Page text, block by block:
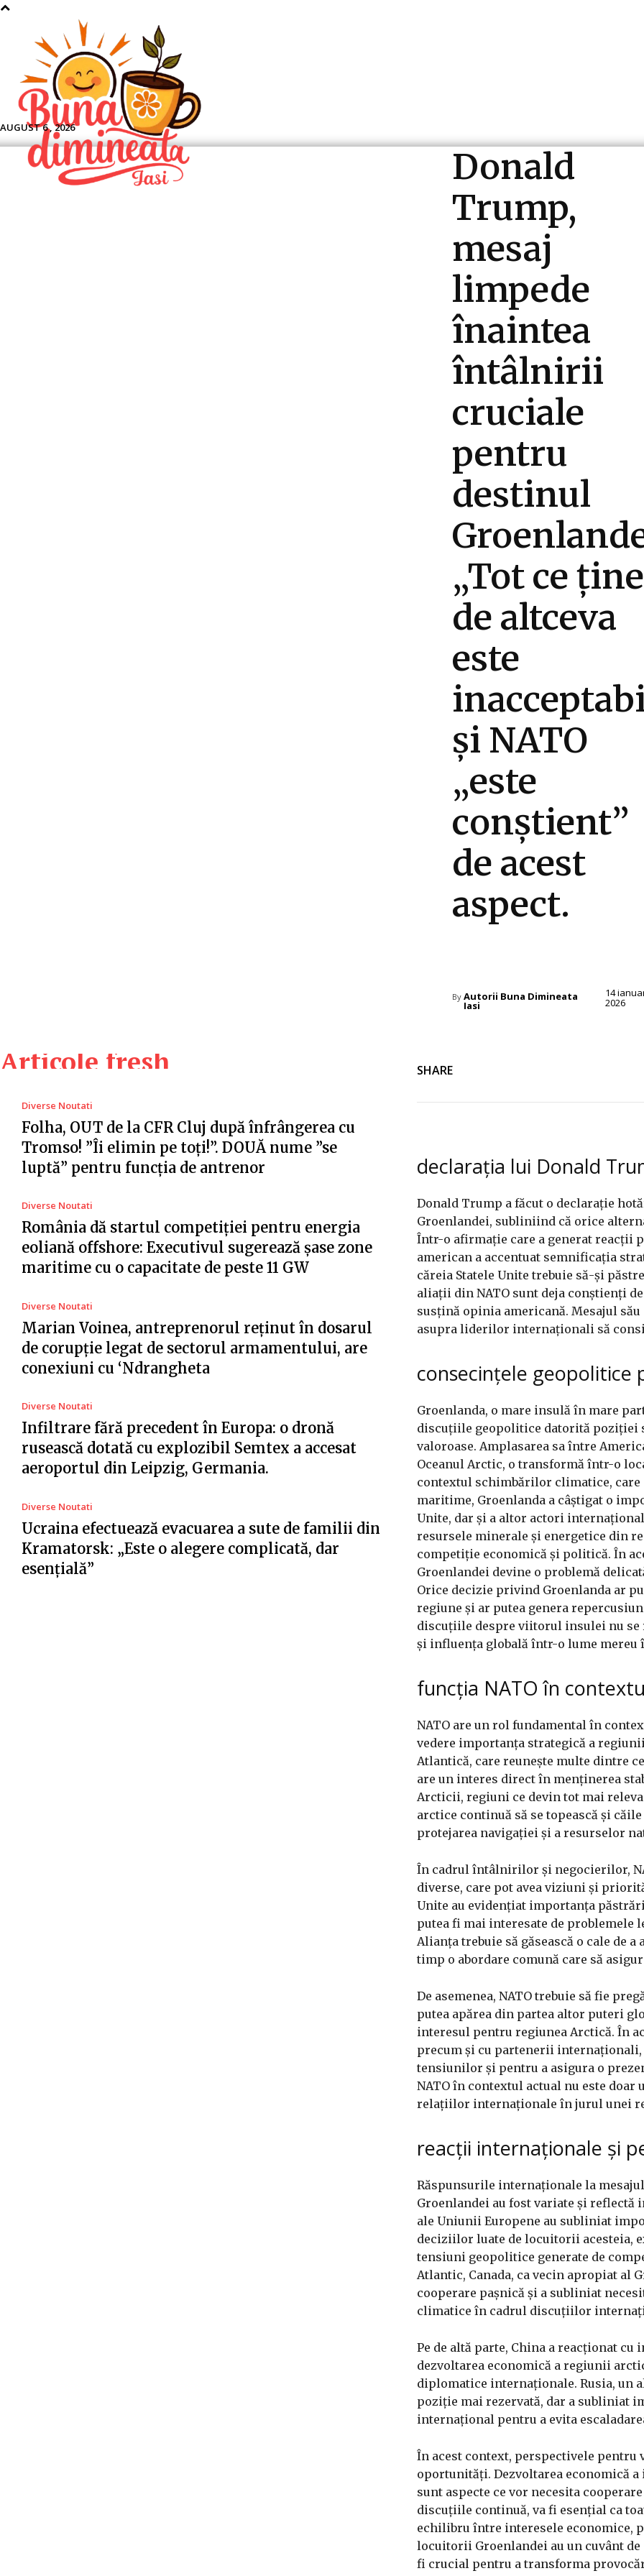
AUGUST 6 , 2026
Donald
Trump,
mesaj
limpede
înaintea
întâlnirii
cruciale
pentru
destinul
„Tot ce ține
de altceva
este
și NATO
„este
conștient”
de acest
aspect.
By Autorii Buna Dimineata
Iasi
14
2026
Articole fresh
Diverse Noutati
Folha, OUT de la CFR Cluj după înfrângerea cu
Tromso! ”Îi elimin pe toți!”. DOUĂ nume ”se
luptă” pentru funcția de antrenor
Diverse Noutati
România dă startul competiției pentru energia
eoliană offshore: Executivul sugerează șase zone
maritime cu o capacitate de peste 11 GW
Diverse Noutati
Marian Voinea, antreprenorul reținut în dosarul
de corupție legat de sectorul armamentului, are
conexiuni cu ‘Ndrangheta
Diverse Noutati
Infiltrare fără precedent în Europa: o dronă
rusească dotată cu explozibil Semtex a accesat
aeroportul din Leipzig, Germania.
Diverse Noutati
Ucraina efectuează evacuarea a sute de familii din
Kramatorsk: „Este o alegere complicată, dar
esențială”
SHARE
declarația lui Donald
Donald Trump a făcut o declarație
Groenlandei, subliniind că orice
Într-o afirmație care a generat reacții
american a accentuat semnificația
căreia Statele Unite trebuie să-și
aliații din NATO sunt deja conștienți
susțină opinia americană. Mesajul
asupra liderilor internaționali să
consecințele geopolitice
Groenlanda, o mare insulă în mare
discuțiile geopolitice datorită poziției
valoroase. Amplasarea sa între
Oceanul Arctic, o transformă într-o
contextul schimbărilor climatice,
maritime, Groenlanda a câștigat o
Unite, dar și a altor actori
resursele minerale și energetice din
competiție economică și politică. În
Groenlandei devine o problemă
Orice decizie privind Groenlanda ar
regiune și ar putea genera
discuțiile despre viitorul insulei nu se
și influența globală într-o lume mereu
funcția NATO în
NATO are un rol fundamental în
vedere importanța strategică a
Atlantică, care reunește multe dintre
are un interes direct în menținerea
Arcticii, regiuni ce devin tot mai
arctice continuă să se topească și
protejarea navigației și a resurselor
În cadrul întâlnirilor și negocierilor,
diverse, care pot avea viziuni și
Unite au evidențiat importanța
putea fi mai interesate de
Alianța trebuie să găsească o cale de
timp o abordare comună care să
De asemenea, NATO trebuie să fie
putea apărea din partea altor puteri
interesul pentru regiunea Arctică. În
precum și cu partenerii internaționali,
tensiunilor și pentru a asigura o
NATO în contextul actual nu este doar
relațiilor internaționale în jurul unei
reacții internaționale și
Răspunsurile internaționale la
Groenlandei au fost variate și reflectă
ale Uniunii Europene au subliniat
deciziilor luate de locuitorii acesteia,
tensiuni geopolitice generate de
Atlantic, Canada, ca vecin apropiat al
cooperare pașnică și a subliniat
climatice în cadrul discuțiilor
Pe de altă parte, China a reacționat
dezvoltarea economică a regiunii
diplomatice internaționale. Rusia, un
poziție mai rezervată, dar a subliniat
internațional pentru a evita
În acest context, perspectivele
oportunități. Dezvoltarea economică
sunt aspecte ce vor necesita
discuțiile continuă, va fi esențial ca
echilibru între interesele economice,
locuitorii Groenlandei au un cuvânt
fi crucial pentru a transforma